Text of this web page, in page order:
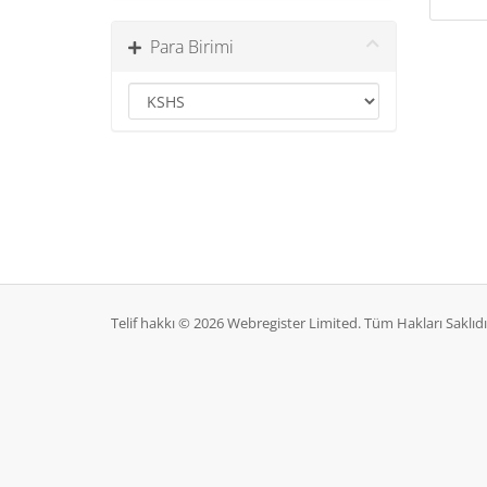
Para Birimi
Telif hakkı © 2026 Webregister Limited. Tüm Hakları